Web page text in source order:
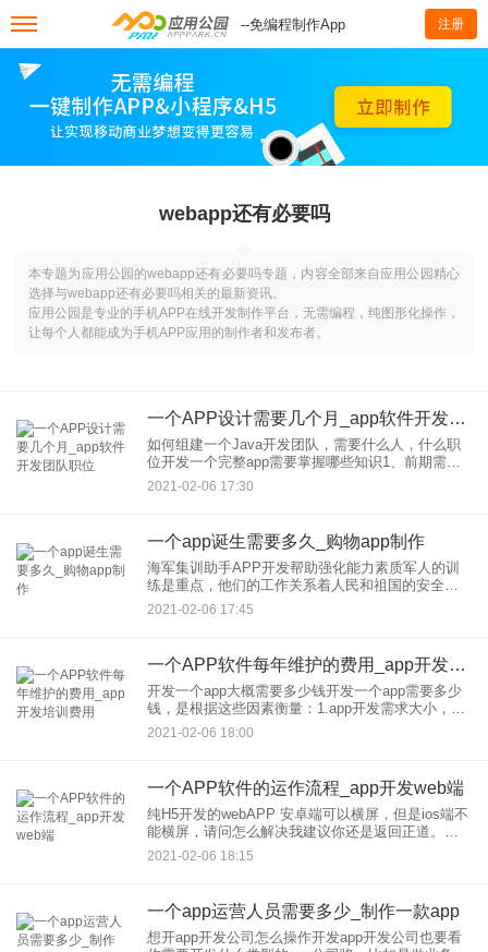
--免编程制作App 注册
webapp还有必要吗
本专题为应用公园的webapp还有必要吗专题，内容全部来自应用公园精心
选择与webapp还有必要吗相关的最新资讯。
应用公园是专业的手机APP在线开发制作平台，无需编程，纯图形化操作，
让每个人都能成为手机APP应用的制作者和发布者。
一个APP设计需要几个月_app软件开发团队职位
如何组建一个Java开发团队，需要什么人，什么职
位开发一个完整app需要掌握哪些知识1、前期需求
规划与信息——你需要制定出一个完整的需求文
档，功能文档，流程图，时序图。2、交互设计、之
2021-02-06 17:30
一个app诞生需要多久_购物app制作
海军集训助手APP开发帮助强化能力素质军人的训
练是重点，他们的工作关系着人民和祖国的安全，
海军集训自然就受到大家关注。海军集训助手APP
开发具备理论授课、队列训练、体能强化、条令学
2021-02-06 17:45
一个APP软件每年维护的费用_app开发培训费用
开发一个app大概需要多少钱开发一个app需要多少
钱，是根据这些因素衡量：1.app开发需求大小，越
大费用越高。2.app开发一般都得定制，不是成品也
不是批发，所以费用高。3.程序员数量乘以月平均工
2021-02-06 18:00
一个APP软件的运作流程_app开发web端
纯H5开发的webAPP 安卓端可以横屏，但是ios端不
能横屏，请问怎么解决我建议你还是返回正道。用
react native就行了。JS实现全栈。create好项目之
后，分别用XCODE和Androi
2021-02-06 18:15
一个app运营人员需要多少_制作一款app
想开app开发公司怎么操作开发app开发公司也要看